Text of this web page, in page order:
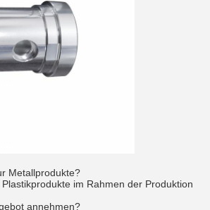
Metallprodukte?
im Rahmen der Produktion
annehmen?